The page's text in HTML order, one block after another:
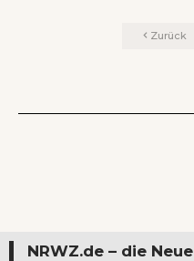
Zurück
NRWZ.de – die Neue